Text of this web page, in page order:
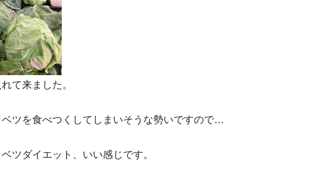
て来ました。
ベツを食べつくしてしまいそうな勢いですので…
ツダイエット、いい感じです。